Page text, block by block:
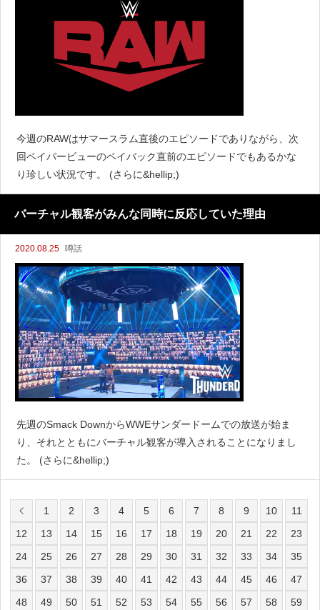
今週のRAWはサマースラム直後のエピソードでありながら、次
回ペイパービューのペイバック直前のエピソードでもあるかな
り珍しい状況です。 (さらに&hellip;)
バーチャル観客がみんな同時に反応していた理由
2020.08.25 噂話
先週のSmack DownからWWEサンダードームでの放送が始ま
り、それとともにバーチャル観客が導入されることになりまし
た。 (さらに&hellip;)
1 2 3 4 5 6 7 8 9 10
11
12
13 14 15 16 17 18 19 20 21 22
23
24
25 26 27 28 29 30 31 32 33 34
35
36
37 38 39 40 41 42 43 44 45 46
47
48
49 50 51 52 53 54 55 56 57 58
59